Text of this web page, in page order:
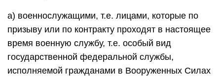
а) военнослужащими, т.е. лицами, которые по
призыву или по контракту проходят в настоящее
время военную службу, т.е. особый вид
государственной федеральной службы,
исполняемой гражданами в Вооруженных Силах